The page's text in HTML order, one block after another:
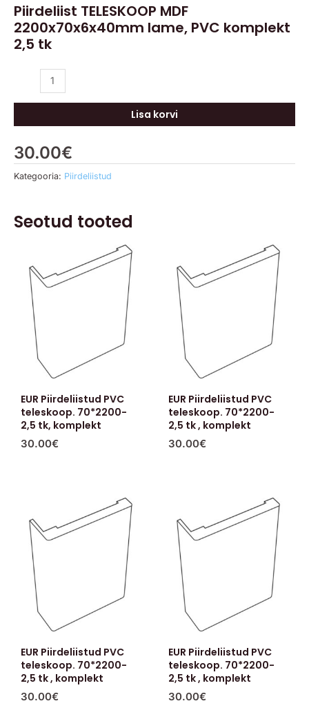
Piirdeliist TELESKOOP MDF
2200x70x6x40mm lame, PVC komplekt
2,5 tk
30.00€
Lisa korvi
Kategooria: Piirdeliistud
Seotud tooted
EUR Piirdeliistud PVC
teleskoop. 70*2200-
2,5 tk, komplekt
30.00€
EUR Piirdeliistud PVC
teleskoop. 70*2200-
2,5 tk , komplekt
30.00€
EUR Piirdeliistud PVC
teleskoop. 70*2200-
2,5 tk , komplekt
30.00€
EUR Piirdeliistud PVC
teleskoop. 70*2200-
2,5 tk , komplekt
30.00€